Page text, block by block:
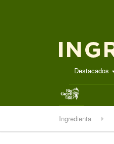
Destacados
.
Ingredienta